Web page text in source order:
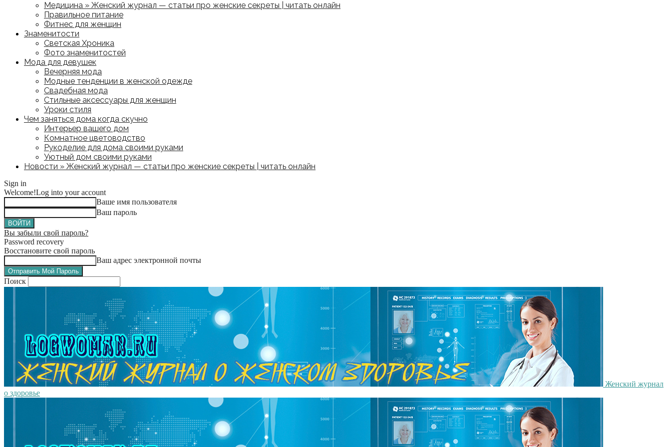
Медицина » Женский журнал — статьи про женские секреты | читать онлайн
Правильное питание
Фитнес для женщин
Знаменитости
Светская Хроника
Фото знаменитостей
Мода для девушек
Вечерняя мода
Модные тенденции в женской одежде
Свадебная мода
Стильные аксессуары для женщин
Уроки стиля
Чем заняться дома когда скучно
Интерьер вашего дом
Комнатное цветоводство
Рукоделие для дома своими руками
Уютный дом своими руками
Новости » Женский журнал — статьи про женские секреты | читать онлайн
Sign in
Welcome!Log into your account
Ваше имя пользователя
Ваш пароль
Вы забыли свой пароль?
Password recovery
Восстановите свой пароль
Ваш адрес электронной почты
Поиск
Женский журнал
о здоровье